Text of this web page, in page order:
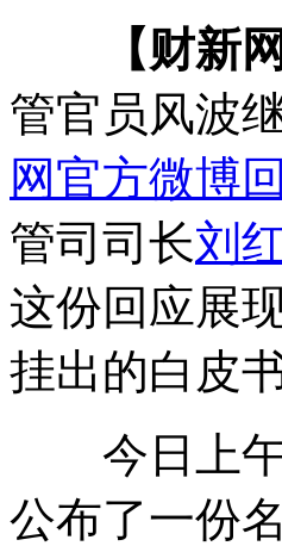
【财新
管官员风波
网官方微博
管司司长刘
这份回应展
挂出的白皮
今日上午
公布了一份